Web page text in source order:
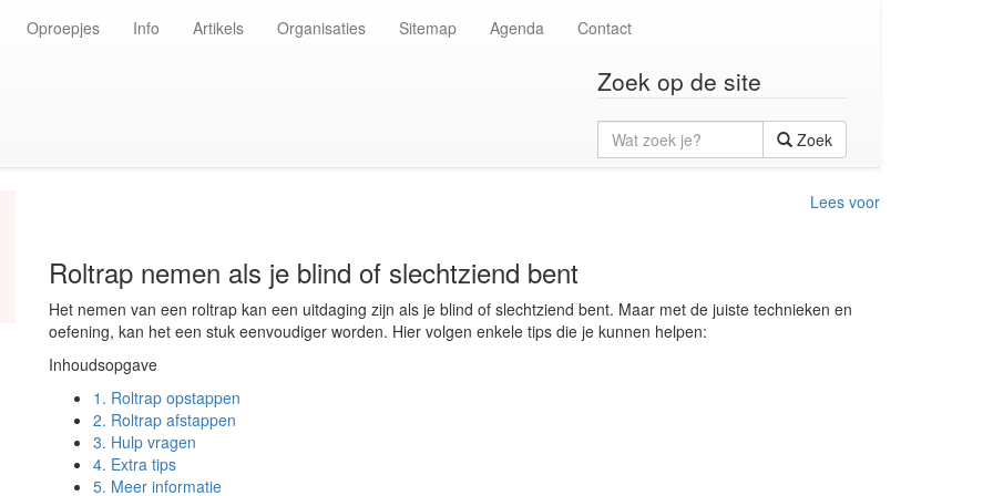
Oproepjes Info Artikels Organisaties Sitemap Agenda Contact
Zoek op de site
Wat
zoek
je?
Zoek
Lees voor
Roltrap nemen als je blind of slechtziend bent
Het nemen van een roltrap kan een uitdaging zijn als je blind of slechtziend bent. Maar met de juiste technieken en
oefening, kan het een stuk eenvoudiger worden. Hier volgen enkele tips die je kunnen helpen:
Inhoudsopgave
1. Roltrap opstappen
2. Roltrap afstappen
3. Hulp vragen
4. Extra tips
5. Meer informatie